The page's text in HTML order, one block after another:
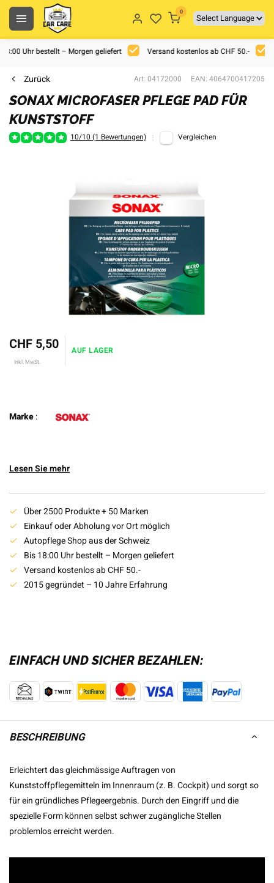
0
Uhr bestellt – Morgen geliefert Versand kostenlos ab CHF 50.-
Zurück Art: 04172000 EAN: 4064700417205
SONAX MICROFASER PFLEGE PAD FÜR
KUNSTSTOFF
10/10 (1 Bewertungen) Vergleichen
CHF 5,50
Inkl. MwSt.
AUF LAGER
Marke:
Lesen Sie mehr
Über 2500 Produkte + 50 Marken
Einkauf oder Abholung vor Ort möglich
Autopflege Shop aus der Schweiz
Bis 18:00 Uhr bestellt – Morgen geliefert
Versand kostenlos ab CHF 50.-
2015 gegründet – 10 Jahre Erfahrung
EINFACH UND SICHER BEZAHLEN:
BESCHREIBUNG
Erleichtert das gleichmässige Auftragen von
Kunststoffpflegemitteln im Innenraum (z. B. Cockpit) und sorgt so
für ein gründliches Pflegeergebnis. Durch den Eingriff und die
spezielle Form können selbst schwer zugängliche Stellen
problemlos erreicht werden.